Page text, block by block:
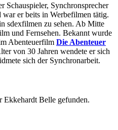
Schauspieler, Synchronsprecher
er beits in Werbefilmen tätig.
sdexfilmen zu sehen. Ab Mitte
und Fernsehen. Bekannt wurde
Abenteuerfilm Die Abenteuer
von 30 Jahren wendete er sich
sich der Synchronarbeit.
Ekkehardt Belle gefunden.